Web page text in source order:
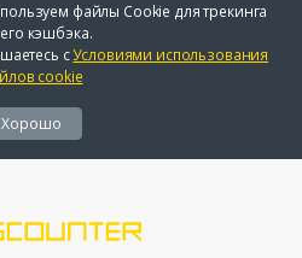
файлы Cookie для трекинга
кэшбэка.
сУсловиями использования
cookie
Хорошо